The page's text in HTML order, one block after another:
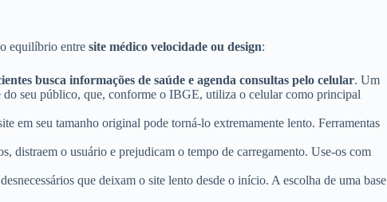
equilíbrio entre site médico velocidade ou design:
busca informações de saúde e agenda consultas pelo celular. Um
do seu público, que, conforme o IBGE, utiliza o celular como principal
em seu tamanho original pode torná-lo extremamente lento. Ferramentas
distraem o usuário e prejudicam o tempo de carregamento. Use-os com
que deixam o site lento desde o início. A escolha de uma base